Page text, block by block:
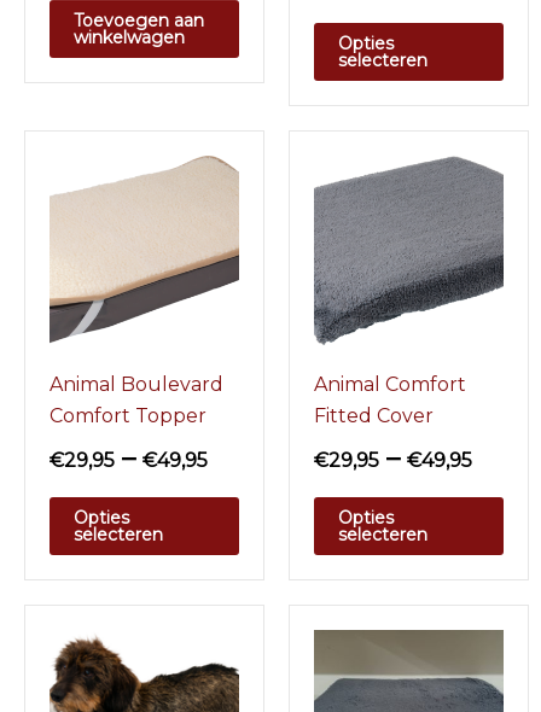
Toevoegen aan
winkelwagen Opties
selecteren
Animal Boulevard
Comfort Topper
€29,95 – €49,95
Opties
selecteren
Animal Comfort
Fitted Cover
€29,95 – €49,95
Opties
selecteren